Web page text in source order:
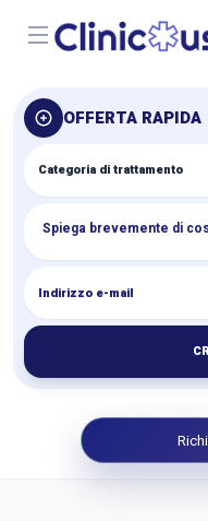
Open menu
OFFERTA RAPIDA